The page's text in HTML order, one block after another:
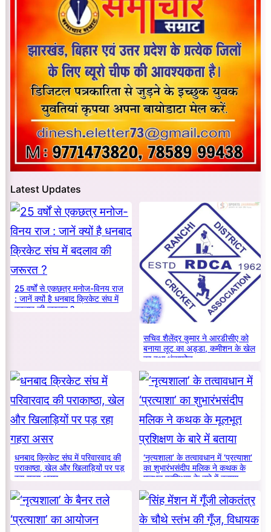
Latest Updates
25 वर्षों से एकछत्र मनोज-विनय राज
: जानें क्यों है धनबाद क्रिकेट संघ में
बदलाव की जरूरत ?
सचिव शैलेंद्र कुमार ने आरडीसीए को
बनाया लूट का अड्डा, कमीशन के खेल
का हुआ भंडाफोड़
धनबाद क्रिकेट संघ में परिवारवाद की
पराकाष्ठा, खेल और खिलाड़ियों पर पड़
रहा गहरा असर
‘नृत्यशाला’ के तत्वावधान में ‘प्रत्याशा’
का शुभारंभसंदीप मलिक ने कथक के
मूलभूत प्रशिक्षण के बारे में बताया